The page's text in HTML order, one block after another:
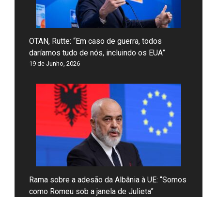
OTAN, Rutte: “Em caso de guerra, todos
daríamos tudo de nós, incluindo os EUA”
19 de Junho, 2026
Rama sobre a adesão da Albânia à UE: “Somos
como Romeu sob a janela de Julieta”